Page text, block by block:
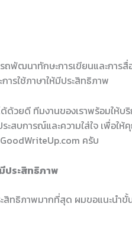
พัฒนาทักษะการเขียนและการสื่
รใช้ภาษาให้มีประสิทธิภาพ
ด้วยดี ทีมงานของเราพร้อมให้บ
ะสบการณ์และความใส่ใจ เพื่อให้
ครับ
ประสิทธิภาพ
สิทธิภาพมากที่สุด ผมขอแนะนำ